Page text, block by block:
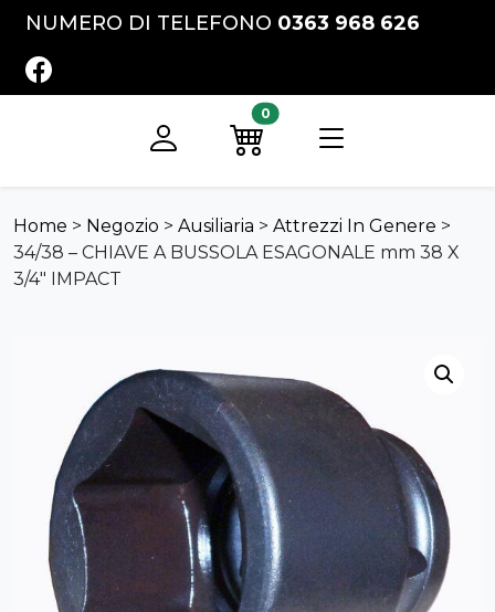
Vai al contenuto
NUMERO DI TELEFONO 0363 968 626
FACEBOOK
Registrati Preventivo
0
Home > Negozio > Ausiliaria > Attrezzi In Genere >
34/38 – CHIAVE A BUSSOLA ESAGONALE mm 38 X
3/4″ IMPACT